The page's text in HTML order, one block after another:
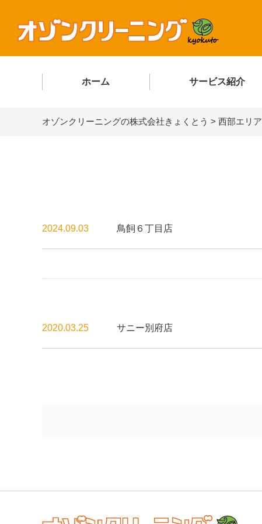
ホーム サービス紹介
オゾンクリーニングの株式会社きょくとう > 西部エリア
2024.09.03 鳥飼６丁目店
2020.03.25 サニー別府店